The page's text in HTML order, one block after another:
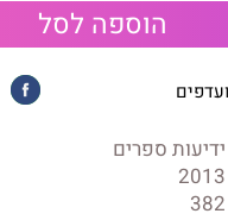
הוספה לסל
ידיעות ספרים
2013
382